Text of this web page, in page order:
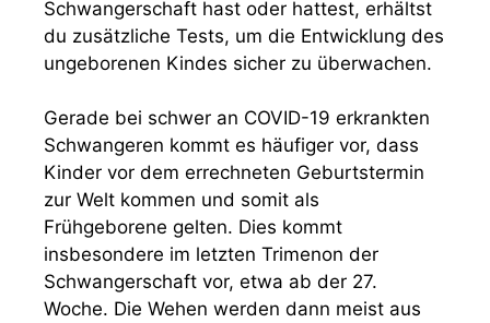
Schwangerschaft hast oder hattest, erhältst
du zusätzliche Tests, um die Entwicklung des
ungeborenen Kindes sicher zu überwachen.
Gerade bei schwer an COVID-19 erkrankten
Schwangeren kommt es häufiger vor, dass
Kinder vor dem errechneten Geburtstermin
zur Welt kommen und somit als
Frühgeborene gelten. Dies kommt
insbesondere im letzten Trimenon der
Schwangerschaft vor, etwa ab der 27.
Woche. Die Wehen werden dann meist aus